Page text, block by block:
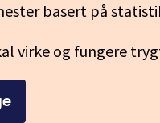
basert på
virke og fungere